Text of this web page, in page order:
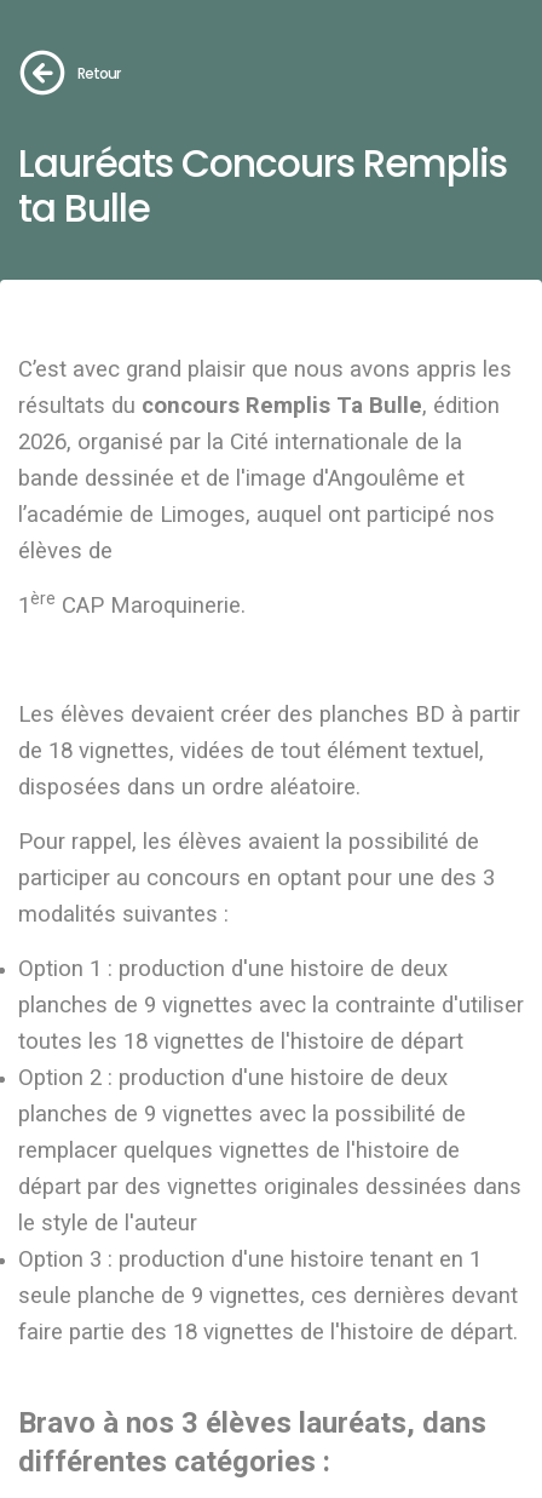
Retour
Lauréats Concours Remplis
ta Bulle
C’est avec grand plaisir que nous avons appris les
résultats du concours Remplis Ta Bulle, édition
2026, organisé par la Cité internationale de la
bande dessinée et de l'image d'Angoulême et
l’académie de Limoges, auquel ont participé nos
élèves de
1 ère CAP Maroquinerie.
Les élèves devaient créer des planches BD à partir
de 18 vignettes, vidées de tout élément textuel,
disposées dans un ordre aléatoire.
Pour rappel, les élèves avaient la possibilité de
participer au concours en optant pour une des 3
modalités suivantes :
Option 1 : production d'une histoire de deux
planches de 9 vignettes avec la contrainte d'utiliser
toutes les 18 vignettes de l'histoire de départ
Option 2 : production d'une histoire de deux
planches de 9 vignettes avec la possibilité de
remplacer quelques vignettes de l'histoire de
départ par des vignettes originales dessinées dans
le style de l'auteur
Option 3 : production d'une histoire tenant en 1
seule planche de 9 vignettes, ces dernières devant
faire partie des 18 vignettes de l'histoire de départ.
Bravo à nos 3 élèves lauréats, dans
différentes catégories :